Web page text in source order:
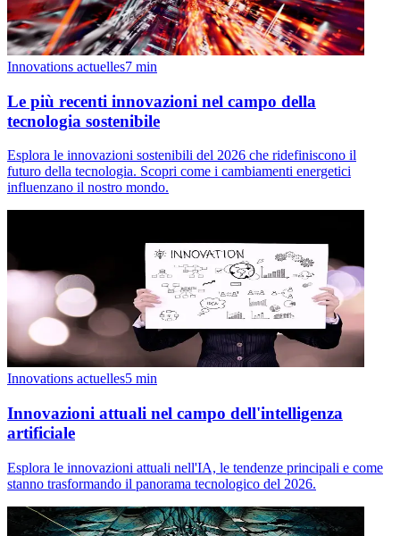
Innovations actuelles7 min
Le più recenti innovazioni nel campo della
tecnologia sostenibile
Esplora le innovazioni sostenibili del 2026 che ridefiniscono il
futuro della tecnologia. Scopri come i cambiamenti energetici
influenzano il nostro mondo.
Innovations actuelles5 min
Innovazioni attuali nel campo dell'intelligenza
artificiale
Esplora le innovazioni attuali nell'IA, le tendenze principali e come
stanno trasformando il panorama tecnologico del 2026.